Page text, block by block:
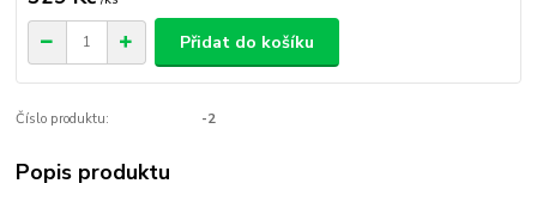
Přidat do košíku
Číslo produktu: -2
Popis produktu